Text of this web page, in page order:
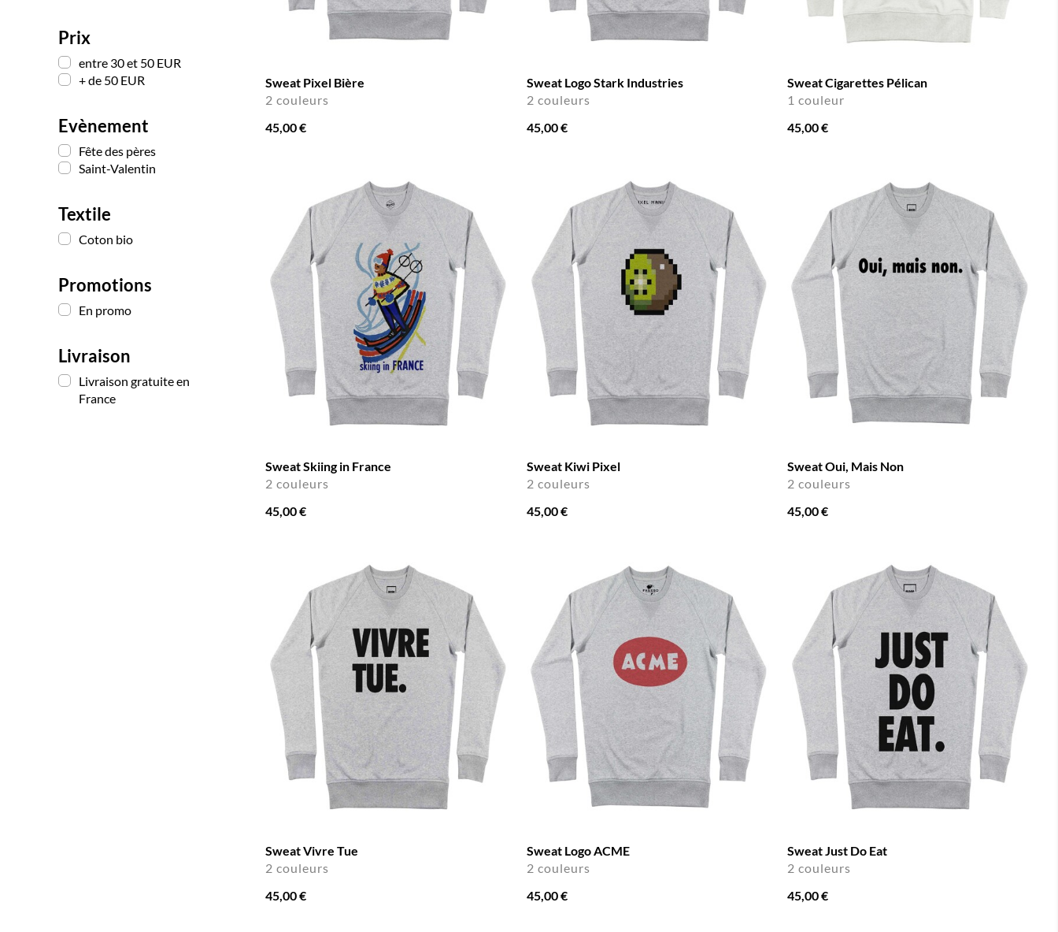
Prix
entre 30 et 50 EUR
+ de 50 EUR
Evènement
Fête des pères
Saint-Valentin
Textile
Coton bio
Promotions
En promo
Livraison
Livraison gratuite en
France
Sweat Pixel Bière
2 couleurs
45,00 €
Sweat Logo Stark Industries
2 couleurs
45,00 €
Sweat Cigarettes Pélican
1 couleur
45,00 €
Sweat Skiing in France
2 couleurs
45,00 €
Sweat Kiwi Pixel
2 couleurs
45,00 €
Sweat Oui, Mais Non
2 couleurs
45,00 €
Sweat Vivre Tue
2 couleurs
45,00 €
Sweat Logo ACME
2 couleurs
45,00 €
Sweat Just Do Eat
2 couleurs
45,00 €